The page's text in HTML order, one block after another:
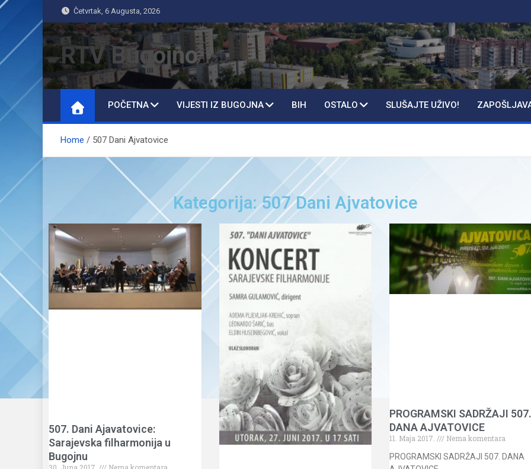
Četvrtak, 6 Augusta, 2026
RTV Bugojno
POČETNA VIJESTI IZ BUGOJNA BIH OSTALO SLUŠAJTE UŽIVO!
Home 507 Dani Ajvatovice
Kategorija: 507 Dani Ajvatovice
507. Dani Ajavatovice:
Sarajevska filharmonija u
Bugojnu
PROGRAMSKI SADRŽAJI
DANA AJVATOVICE
11. Maja 2017.
Nema komentara
PROGRAMSKI SADRŽAJI 507. DANA